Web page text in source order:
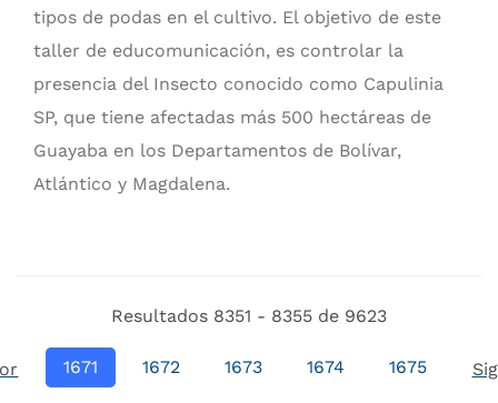
tipos de podas en el cultivo. El objetivo de este
taller de educomunicación, es controlar la
presencia del Insecto conocido como Capulinia
SP, que tiene afectadas más 500 hectáreas de
Guayaba en los Departamentos de Bolívar,
Atlántico y Magdalena.
Resultados 8351 - 8355 de 9623
1671 1672 1673 1674 1675